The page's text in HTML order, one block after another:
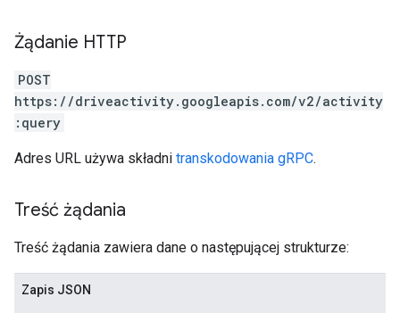
Żądanie HTTP
POST
https://driveactivity.googleapis.com/v2/activity
:query
Adres URL używa składni transkodowania gRPC.
Treść żądania
Treść żądania zawiera dane o następującej strukturze:
Zapis JSON